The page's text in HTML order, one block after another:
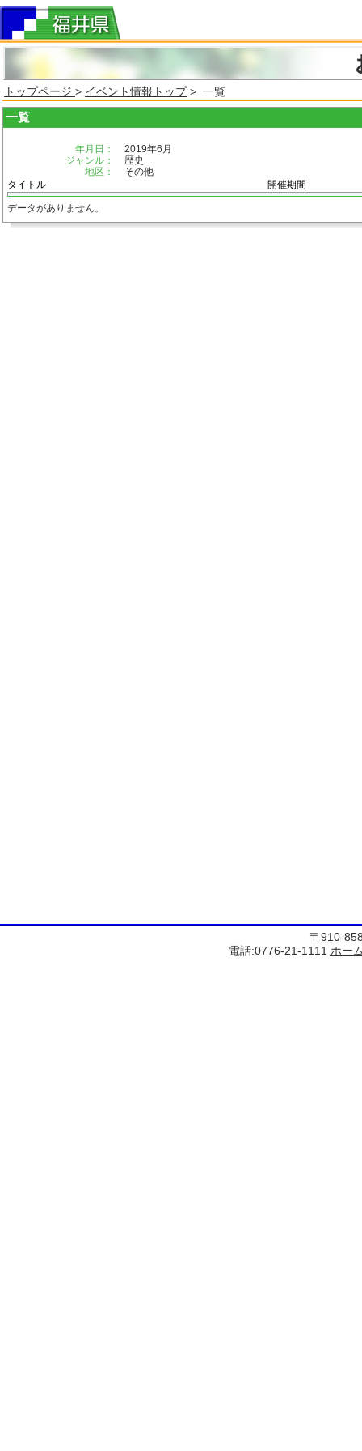
トップページ > イベント情報トップ> 一覧
一覧
年月日：
2019年6月
ジャンル：
歴史
地区：
その他
タイトル
開催期間
データがありません。
〒910-
電話:0776-21-1111 ホー